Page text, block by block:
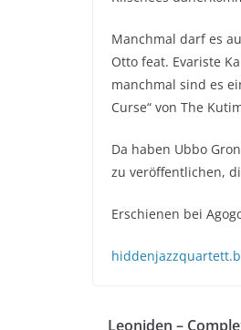
Manchmal darf es
Otto feat. Evariste
manchmal sind es
Curse“ von The
Da haben Ubbo
zu veröffentlichen,
Erschienen bei
Leoniden –